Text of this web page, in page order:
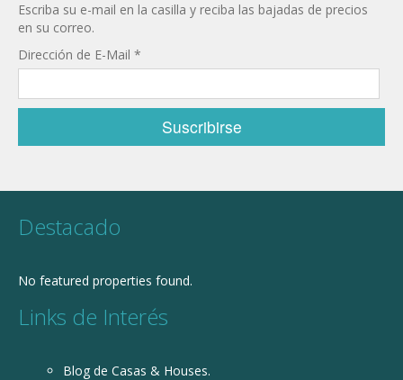
Escriba su e-mail en la casilla y reciba las bajadas de precios
en su correo.
Dirección de E-Mail *
Destacado
No featured properties found.
Links de Interés
Blog de Casas & Houses.